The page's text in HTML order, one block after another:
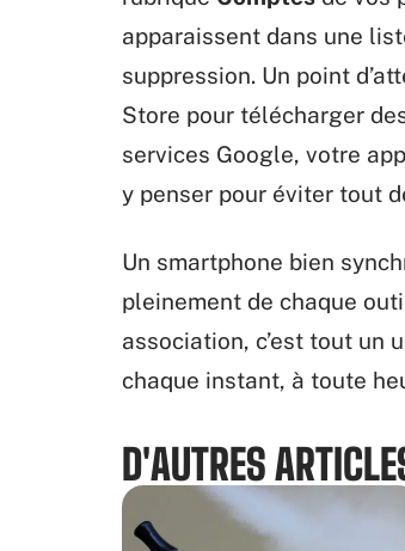
apparaissent dans une
suppression. Un point
Store pour télécharger
services Google, votre
y penser pour éviter tout
Un smartphone bien
pleinement de chaque
association, c’est tout un
chaque instant, à toute
D'AUTRES